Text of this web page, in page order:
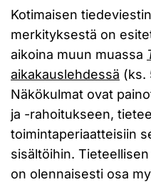
Kotimaisen
merkityksestä on
aikoina muun muassa
aikakauslehdessä (ks.
Näkökulmat ovat
ja -rahoitukseen,
toimintaperiaatteisiin
sisältöihin.
on olennaisesti osa